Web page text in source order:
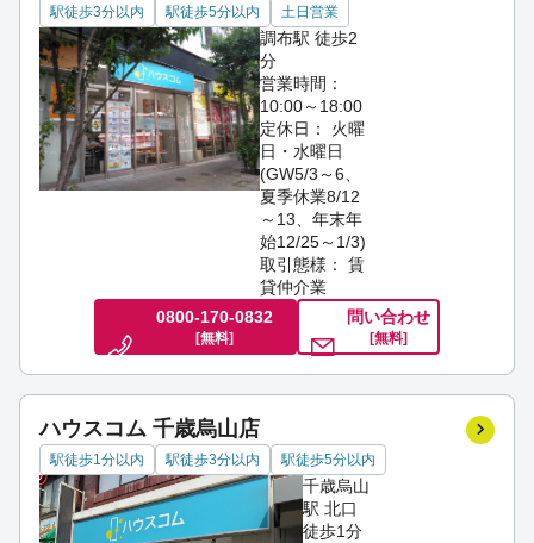
駅徒歩3分以内 駅徒歩5分以内 土日営業
調布駅 徒歩2
分
営業時間：
10:00～18:00
定休日： 火曜
日・水曜日
(GW5/3～6、
夏季休業8/12
～13、年末年
始12/25～1/3)
取引態様： 賃
貸仲介業
0800-170-0832
[無料]
問い合わせ
[無料]
ハウスコム 千歳烏山店
駅徒歩1分以内 駅徒歩3分以内 駅徒歩5分以内
千歳烏山
駅 北口
徒歩1分